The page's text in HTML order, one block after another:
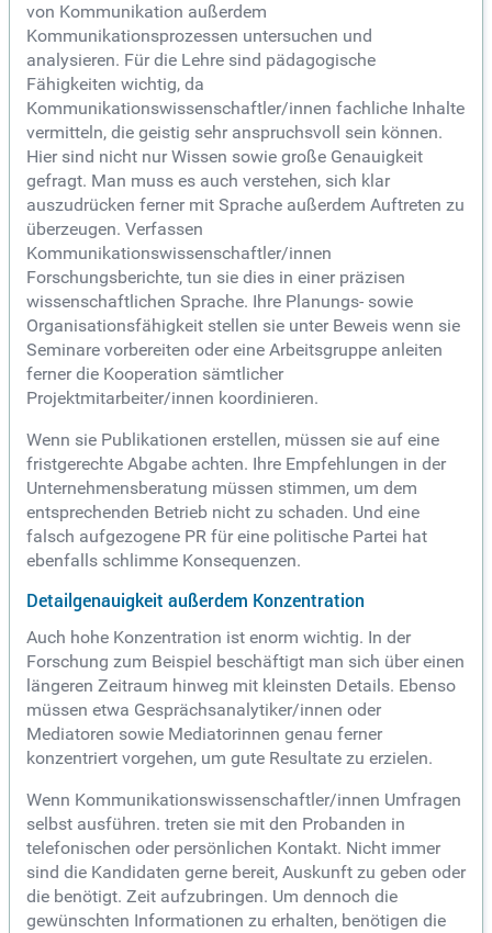
von Kommunikation außerdem
Kommunikationsprozessen untersuchen und
analysieren. Für die Lehre sind pädagogische
Fähigkeiten wichtig, da
Kommunikationswissenschaftler/innen fachliche Inhalte
vermitteln, die geistig sehr anspruchsvoll sein können.
Hier sind nicht nur Wissen sowie große Genauigkeit
gefragt. Man muss es auch verstehen, sich klar
auszudrücken ferner mit Sprache außerdem Auftreten zu
überzeugen. Verfassen
Kommunikationswissenschaftler/innen
Forschungsberichte, tun sie dies in einer präzisen
wissenschaftlichen Sprache. Ihre Planungs- sowie
Organisationsfähigkeit stellen sie unter Beweis wenn sie
Seminare vorbereiten oder eine Arbeitsgruppe anleiten
ferner die Kooperation sämtlicher
Projektmitarbeiter/innen koordinieren.
Wenn sie Publikationen erstellen, müssen sie auf eine
fristgerechte Abgabe achten. Ihre Empfehlungen in der
Unternehmensberatung müssen stimmen, um dem
entsprechenden Betrieb nicht zu schaden. Und eine
falsch aufgezogene PR für eine politische Partei hat
ebenfalls schlimme Konsequenzen.
Detailgenauigkeit außerdem Konzentration
Auch hohe Konzentration ist enorm wichtig. In der
Forschung zum Beispiel beschäftigt man sich über einen
längeren Zeitraum hinweg mit kleinsten Details. Ebenso
müssen etwa Gesprächsanalytiker/innen oder
Mediatoren sowie Mediatorinnen genau ferner
konzentriert vorgehen, um gute Resultate zu erzielen.
Wenn Kommunikationswissenschaftler/innen Umfragen
selbst ausführen. treten sie mit den Probanden in
telefonischen oder persönlichen Kontakt. Nicht immer
sind die Kandidaten gerne bereit, Auskunft zu geben oder
die benötigt. Zeit aufzubringen. Um dennoch die
gewünschten Informationen zu erhalten, benötigen die